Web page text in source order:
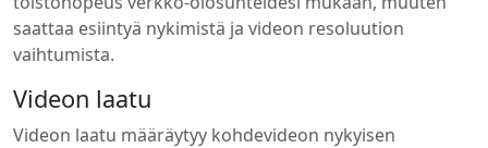
saattaa esiintyä nykimistä ja videon resoluution
vaihtumista.
Videon laatu
Videon laatu määräytyy kohdevideon nykyisen